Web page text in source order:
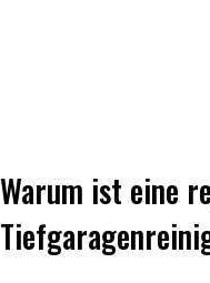
Warum ist eine